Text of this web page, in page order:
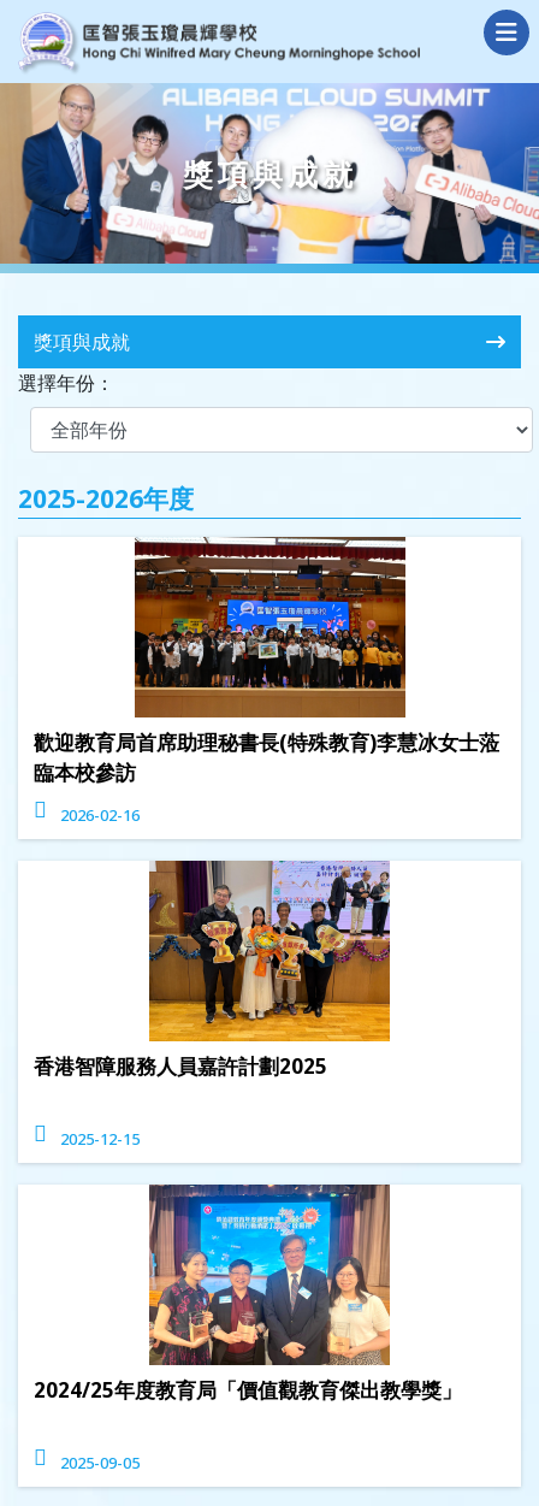
獎項與成就
獎項與成就
選擇年份：
2025-2026年度
歡迎教育局首席助理秘書長(特殊教育)李慧冰女士蒞
臨本校參訪
2026-02-16
香港智障服務人員嘉許計劃2025
2025-12-15
2024/25年度教育局「價值觀教育傑出教學獎」
2025-09-05